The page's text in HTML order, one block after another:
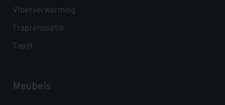
Vloerverwarming
Traprenovatie
Tapijt
Meubels